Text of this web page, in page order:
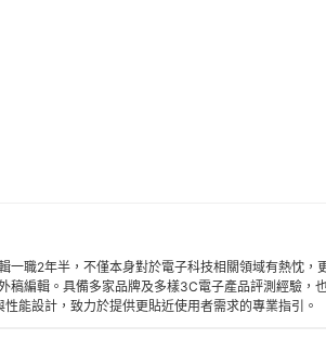
一職2年半，不僅本身對於電子科技相關領域有熱忱，
稿編輯。具備多家品牌及多樣3C電子產品評測經驗，
能設計，致力於提供更貼近使用者需求的專業指引。